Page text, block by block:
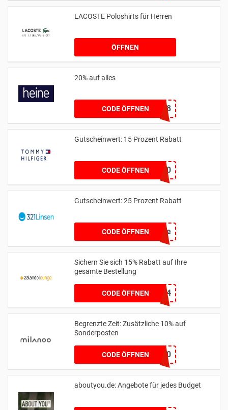
LACOSTE Poloshirts für Herren
ÖFFNEN
20% auf alles
CODE ÖFFNEN11258
Gutscheinwert: 15 Prozent Rabatt
CODE ÖFFNEN CM10
Gutscheinwert: 25 Prozent Rabatt
CODE ÖFFNEN 90live
Sichern Sie sich 15% Rabatt auf Ihre
gesamte Bestellung
CODE ÖFFNEN
EXTRA15JUNE24
Begrenzte Zeit: Zusätzliche 10% auf
Sonderposten
CODE ÖFFNENMLSV10
aboutyou.de: Angebote für jedes Budget